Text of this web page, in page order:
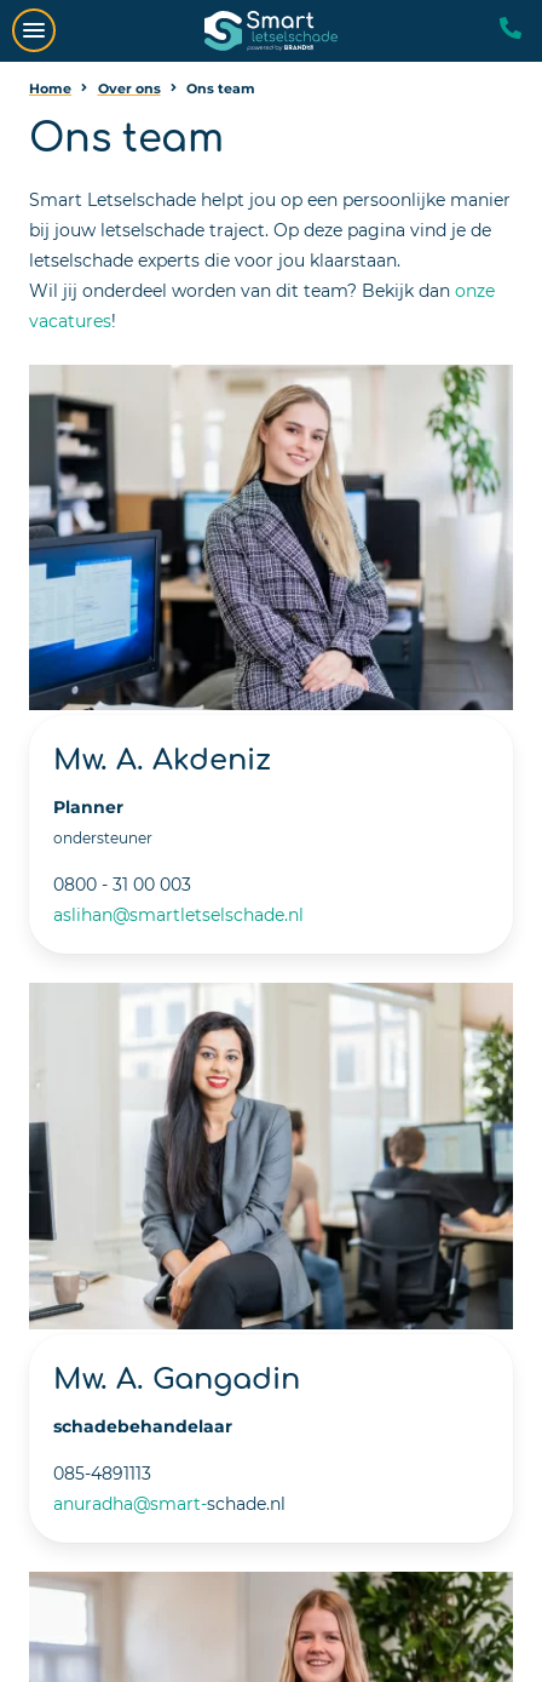
Home Over ons Ons team
Ons team
Smart Letselschade helpt jou op een persoonlijke manier
bij jouw letselschade traject. Op deze pagina vind je de
letselschade experts die voor jou klaarstaan.
Wil jij onderdeel worden van dit team? Bekijk dan onze
vacatures!
Mw. A. Akdeniz
Planner
ondersteuner
0800 - 31 00 003
aslihan@smartletselschade.nl
Mw. A. Gangadin
schadebehandelaar
085-4891113
anuradha@smart-schade.nl